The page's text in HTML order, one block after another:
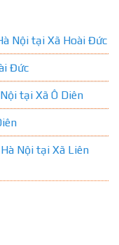
Nội tại Xã Hoài Đức
Đức
tại Xã Ô Diên
Nội tại Xã Liên